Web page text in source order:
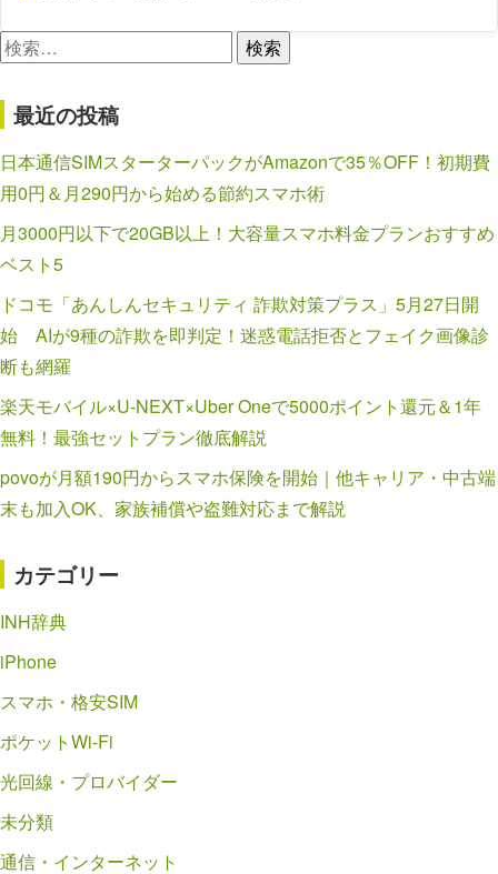
検
最近の投稿
日本通信SIMスターターパックがAmazonで35％OFF！初期費
用0円＆月290円から始める節約スマホ術
月3000円以下で20GB以上！大容量スマホ料金プランおすすめ
ベスト5
ドコモ「あんしんセキュリティ 詐欺対策プラス」5月27日開
始 AIが9種の詐欺を即判定！迷惑電話拒否とフェイク画像診
断も網羅
楽天モバイル×U-NEXT×Uber Oneで5000ポイント還元＆1年
無料！最強セットプラン徹底解説
povoが月額190円からスマホ保険を開始｜他キャリア・中古端
末も加入OK、家族補償や盗難対応まで解説
カテゴリー
INH辞典
iPhone
スマホ・格安SIM
ポケットWi-Fi
光回線・プロバイダー
未分類
通信・インターネット